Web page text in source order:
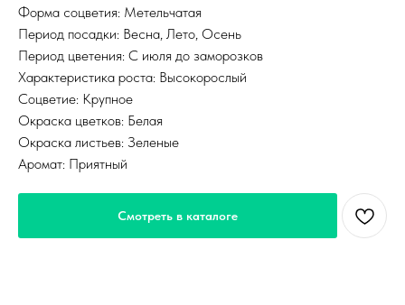
Форма соцветия: Метельчатая
Период посадки: Весна, Лето, Осень
Период цветения: С июля до заморозков
Характеристика роста: Высокорослый
Соцветие: Крупное
Окраска цветков: Белая
Окраска листьев: Зеленые
Аромат: Приятный
Смотреть в каталоге